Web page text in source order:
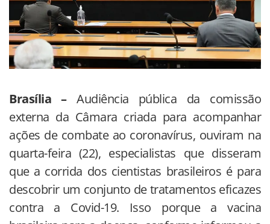
Brasília –Audiência pública da comissão
externa da Câmara criada para acompanhar
ações de combate ao coronavírus, ouviram na
quarta-feira (22), especialistas que disseram
que a corrida dos cientistas brasileiros é para
descobrir um conjunto de tratamentos eficazes
contra a Covid-19. Isso porque a vacina